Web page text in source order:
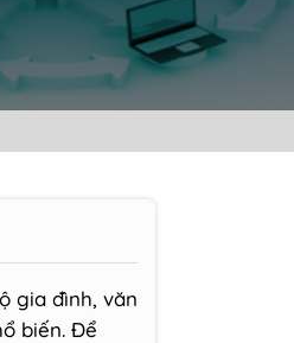
gia đình, văn
biến. Để